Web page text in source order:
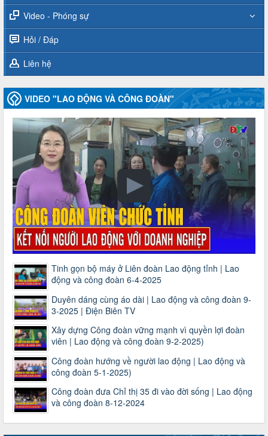
Video - Phóng sự
Hỏi / Đáp
Liên hệ
VIDEO "LAO ĐỘNG VÀ CÔNG ĐOÀN"
Tinh gọn bộ máy ở Liên đoàn Lao động tỉnh | Lao
động và công đoàn 6-4-2025
Duyên dáng cùng áo dài | Lao động và công đoàn 9-
3-2025 | Điện Biên TV
Xây dựng Công đoàn vững mạnh vì quyền lợi đoàn
viên | Lao động và công đoàn 9-2-2025)
Công đoàn hướng về người lao động | Lao động và
công đoàn 5-1-2025)
Công đoàn đưa Chỉ thị 35 đi vào đời sống | Lao động
và công đoàn 8-12-2024